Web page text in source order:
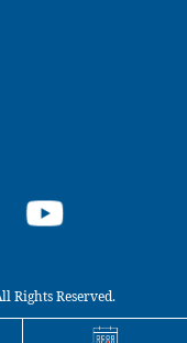
Rights Reserved.